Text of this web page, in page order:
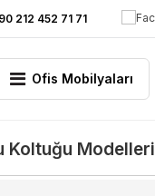
212 452 71 71
Ofis Mobilyaları
Koltuğu Modelleri